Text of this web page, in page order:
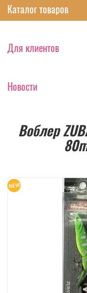
Каталог товаров
Для клиентов
Новости
Воблер